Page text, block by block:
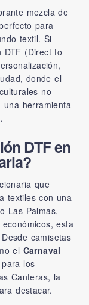
mezcla de
para
textil. Si
DTF (Direct to
donde el
no
herramienta
DTF en
que
textiles con una
Las Palmas,
esta
camisetas
el Carnaval
los
Canteras, la
destacar.